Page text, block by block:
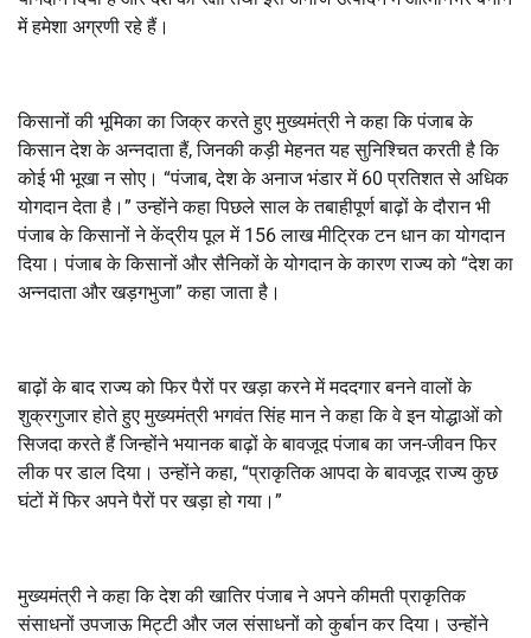
में हमेशा अग्रणी रहे हैं।
किसानों की भूमिका का जिक्र करते हुए मुख्यमंत्री ने कहा कि पंजाब के
किसान देश के अन्नदाता हैं, जिनकी कड़ी मेहनत यह सुनिश्चित करती है कि
कोई भी भूखा न सोए। “पंजाब, देश के अनाज भंडार में 60 प्रतिशत से अधिक
योगदान देता है।” उन्होंने कहा पिछले साल के तबाहीपूर्ण बाढ़ों के दौरान भी
पंजाब के किसानों ने केंद्रीय पूल में 156 लाख मीट्रिक टन धान का योगदान
दिया। पंजाब के किसानों और सैनिकों के योगदान के कारण राज्य को “देश का
अन्नदाता और खड़गभुजा” कहा जाता है।
बाढ़ों के बाद राज्य को फिर पैरों पर खड़ा करने में मददगार बनने वालों के
शुक्रगुजार होते हुए मुख्यमंत्री भगवंत सिंह मान ने कहा कि वे इन योद्धाओं को
सिजदा करते हैं जिन्होंने भयानक बाढ़ों के बावजूद पंजाब का जन-जीवन फिर
लीक पर डाल दिया। उन्होंने कहा, “प्राकृतिक आपदा के बावजूद राज्य कुछ
घंटों में फिर अपने पैरों पर खड़ा हो गया।”
मुख्यमंत्री ने कहा कि देश की खातिर पंजाब ने अपने कीमती प्राकृतिक
संसाधनों उपजाऊ मिट्टी और जल संसाधनों को कुर्बान कर दिया। उन्होंने